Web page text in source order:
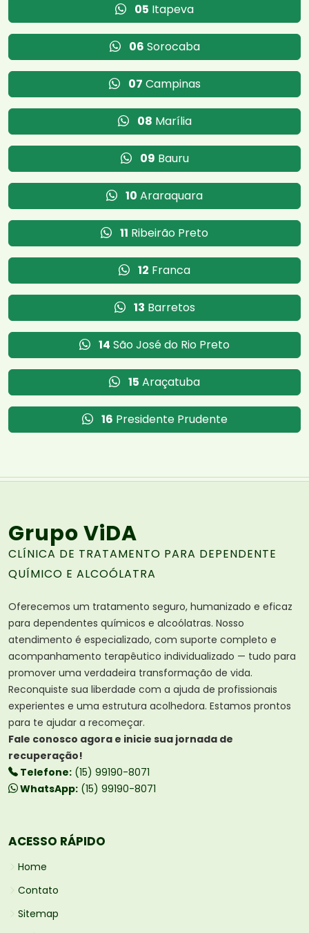
05 Itapeva
06 Sorocaba
07 Campinas
08 Marília
09 Bauru
10 Araraquara
11 Ribeirão Preto
12 Franca
13 Barretos
14 São José do Rio Preto
15 Araçatuba
16 Presidente Prudente
Grupo ViDA
CLÍNICA DE TRATAMENTO PARA DEPENDENTE
QUÍMICO E ALCOÓLATRA
Oferecemos um tratamento seguro, humanizado e eficaz
para dependentes químicos e alcoólatras. Nosso
atendimento é especializado, com suporte completo e
acompanhamento terapêutico individualizado — tudo para
promover uma verdadeira transformação de vida.
Reconquiste sua liberdade com a ajuda de profissionais
experientes e uma estrutura acolhedora. Estamos prontos
para te ajudar a recomeçar.
Fale conosco agora e inicie sua jornada de
recuperação!
Telefone: (15) 99190-8071
WhatsApp: (15) 99190-8071
ACESSO RÁPIDO
Home
Contato
Sitemap